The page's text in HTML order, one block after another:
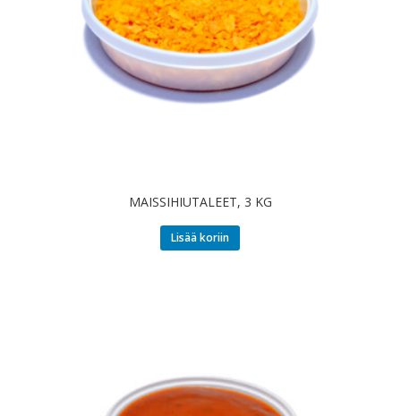
MAISSIHIUTALEET, 3 KG
Lisää koriin